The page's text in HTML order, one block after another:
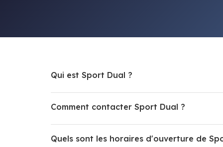
Qui est Sport Dual ?
Comment contacter Sport Dual ?
Quels sont les horaires d'ouverture de